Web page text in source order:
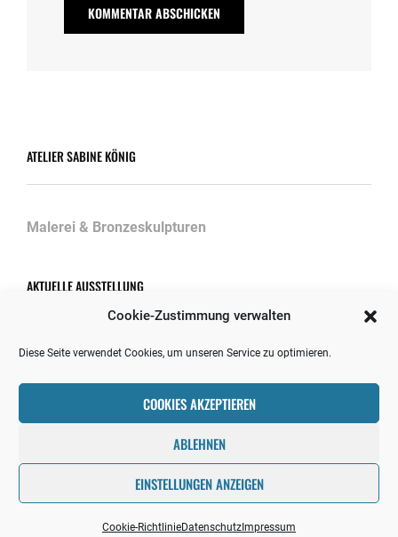
Cookie-Zustimmung verwalten
Diese Seite verwendet Cookies, um unseren Service zu optimieren.
COOKIES AKZEPTIEREN
ABLEHNEN
EINSTELLUNGEN ANZEIGEN
Cookie-RichtlinieDatenschutz Impressum
ATELIER SABINE KÖNIG
Malerei & Bronzeskulpturen
AKTUELLE AUSSTELLUNG
Ausstellungen/Projekte 2026
30. April 2026
Copyright © 2026VISIBLE COLOURSDatenschutz